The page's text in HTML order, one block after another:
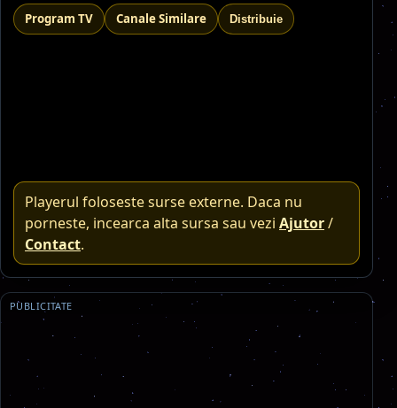
Program TV Canale Similare Distribuie
Playerul foloseste surse externe. Daca nu
porneste, incearca alta sursa sau vezi Ajutor/
Contact.
PUBLICITATE